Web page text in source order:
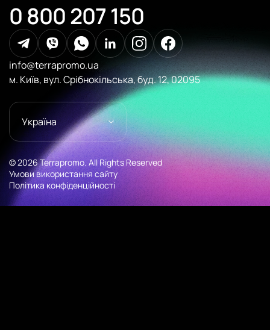
0 800 207 150
info@terrapromo.ua
м. Київ, вул. Срібнокільська, буд. 12, 02095
Україна
© 2026 Terrapromo. All Rights Reserved
Умови використання сайту
Політика конфіденційності